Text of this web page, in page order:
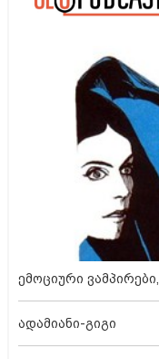
ემოციური
ადამიანი-გიგი